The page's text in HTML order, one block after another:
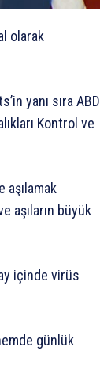
olarak
yanı sıra ABD
Kontrol ve
aşıların büyük
içinde virüs
günlük